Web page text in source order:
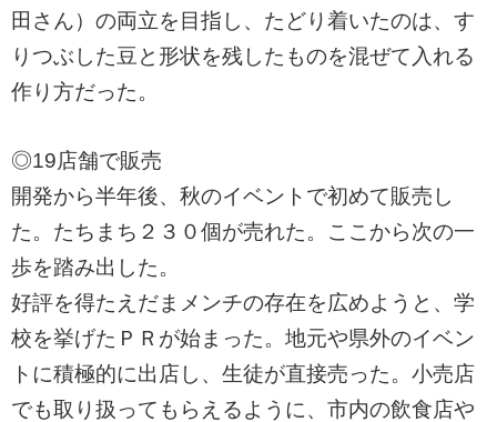
田さん）の両立を目指し、たどり着いたのは、す
りつぶした豆と形状を残したものを混ぜて入れる
作り方だった。
◎19店舗で販売
開発から半年後、秋のイベントで初めて販売し
た。たちまち２３０個が売れた。ここから次の一
歩を踏み出した。
好評を得たえだまメンチの存在を広めようと、学
校を挙げたＰＲが始まった。地元や県外のイベン
トに積極的に出店し、生徒が直接売った。小売店
でも取り扱ってもらえるように、市内の飲食店や